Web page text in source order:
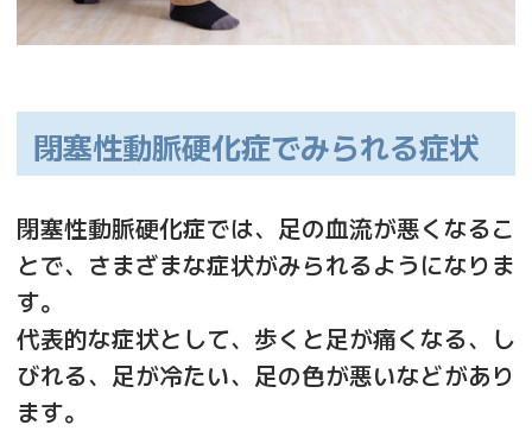
閉塞性動脈硬化症でみられる症状
閉塞性動脈硬化症では、足の血流が悪くなるこ
とで、さまざまな症状がみられるようになりま
す。
代表的な症状として、歩くと足が痛くなる、し
びれる、足が冷たい、足の色が悪いなどがあり
ます。